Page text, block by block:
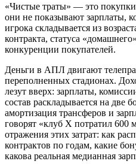
«Чистые траты» — это
они не показывают зарплаты,
игрока складывается из
контракта, статуса
конкуренции покупателей.
Деньги в АПЛ двигают
переполненных стадионах.
лезут вверх: зарплаты,
состав раскладывается на две
амортизация трансферов и
говорят «клуб X потратил 600
отражения этих затрат: как
контрактов по годам, какие
какова реальная медианная